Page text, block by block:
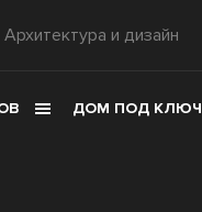
Архитектура и дизайн
ДОМ ПОД КЛЮЧ